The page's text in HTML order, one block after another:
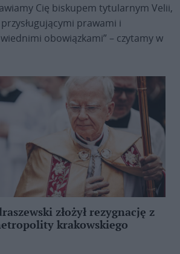
Cię biskupem tytularnym Velii,
prawami i
obowiązkami” – czytamy w
złożył rezygnację z
krakowskiego